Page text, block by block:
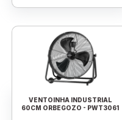
VENTOINHA INDUSTRIAL
60CM ORBEGOZO - PWT3061